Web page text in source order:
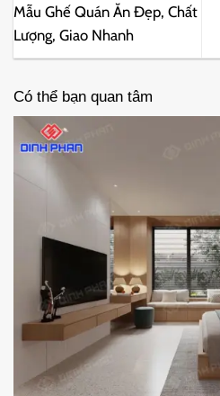
Mẫu Ghế Quán Ăn Đẹp, Chất
Lượng, Giao Nhanh
Có thể bạn quan tâm